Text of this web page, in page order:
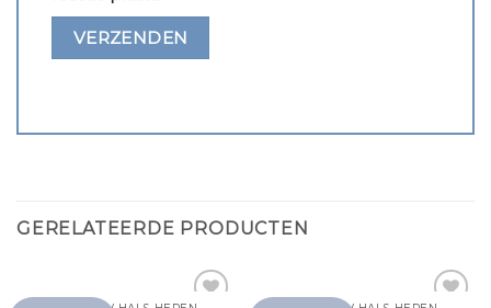
GERELATEERDE PRODUCTEN